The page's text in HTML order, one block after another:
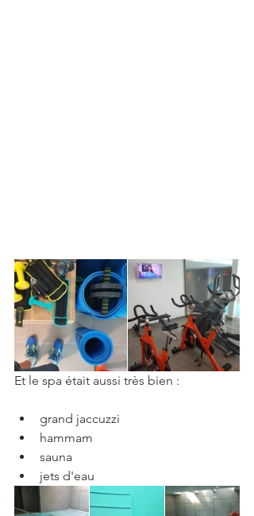
Et le spa était aussi très bien :
grand jaccuzzi
hammam
sauna
jets d'eau